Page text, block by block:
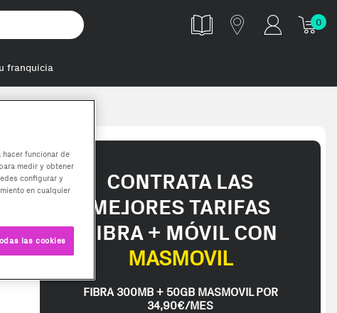
0
franquicia
CONTRATA LAS
MEJORES TARIFAS
FIBRA + MÓVIL CON
MASMOVIL
FIBRA 300MB + 50GB MASMOVIL POR
34,90€/MES
funcionar de
medir y obtener
configurar y
en cualquier
las cookies